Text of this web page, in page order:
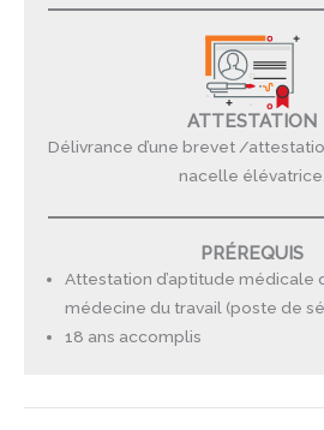
ATTESTATION
Délivrance d’une brevet /
nacelle élévatrice.
PRÉREQUIS
Attestation d’aptitude médicale
médecine du travail (poste de
18 ans accomplis